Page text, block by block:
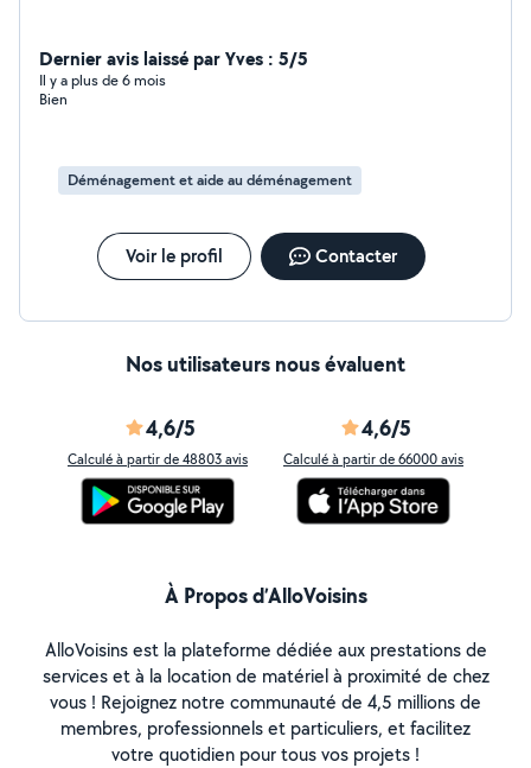
Dernier avis laissé par Yves : 5/5
Il y a plus de 6 mois
Bien
Déménagement et aide au déménagement
Voir le profil Contacter
Nos utilisateurs nous évaluent
4,6/5
Calculé à partir de 48803 avis
4,6/5
Calculé à partir de 66000 avis
À Propos d’AlloVoisins
AlloVoisins est la plateforme dédiée aux prestations de
services et à la location de matériel à proximité de chez
vous ! Rejoignez notre communauté de 4,5 millions de
membres, professionnels et particuliers, et facilitez
votre quotidien pour tous vos projets !